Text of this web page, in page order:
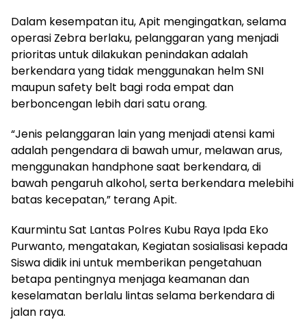
Dalam kesempatan itu, Apit mengingatkan, selama
operasi Zebra berlaku, pelanggaran yang menjadi
prioritas untuk dilakukan penindakan adalah
berkendara yang tidak menggunakan helm SNI
maupun safety belt bagi roda empat dan
berboncengan lebih dari satu orang.
“Jenis pelanggaran lain yang menjadi atensi kami
adalah pengendara di bawah umur, melawan arus,
menggunakan handphone saat berkendara, di
bawah pengaruh alkohol, serta berkendara melebihi
batas kecepatan,” terang Apit.
Kaurmintu Sat Lantas Polres Kubu Raya Ipda Eko
Purwanto, mengatakan, Kegiatan sosialisasi kepada
Siswa didik ini untuk memberikan pengetahuan
betapa pentingnya menjaga keamanan dan
keselamatan berlalu lintas selama berkendara di
jalan raya.